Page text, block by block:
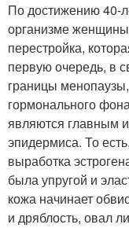
По достижению 40-
организме
перестройка,
первую очередь, в
границы
гормонального
являются главным
эпидермиса. То
выработка
была упругой и
кожа начинает
и дряблость, овал